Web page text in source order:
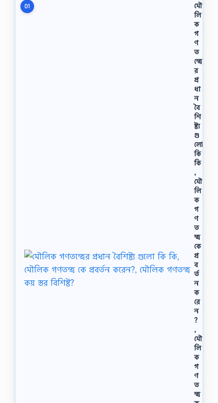
01
মৌ
লি
ক
গ
ণ
ত
ন্ত্রে
র
প্র
ধা
ন
বৈ
শি
ষ্ট্য
গু
লো
কি
কি
,
মৌ
লি
ক
গ
ণ
ত
ন্ত্র
কে
প্র
ব
র্ত
ন
ক
রে
ন
?
,
মৌ
লি
ক
গ
ণ
ত
ন্ত্র